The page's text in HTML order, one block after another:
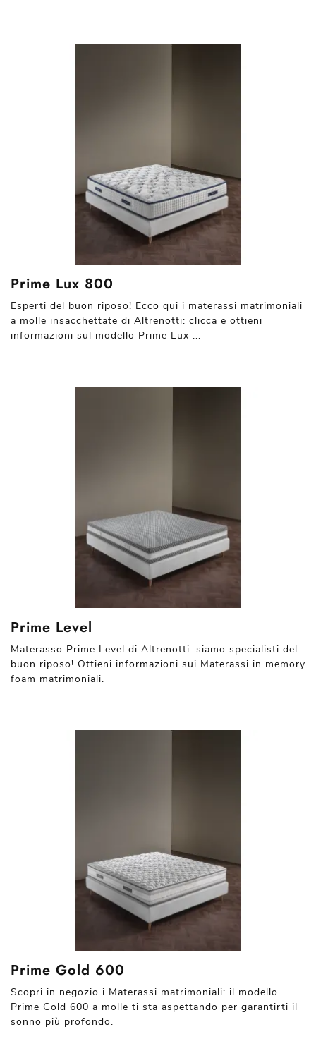
Prime Lux 800
Esperti del buon riposo! Ecco qui i materassi matrimoniali
a molle insacchettate di Altrenotti: clicca e ottieni
informazioni sul modello Prime Lux ...
Prime Level
Materasso Prime Level di Altrenotti: siamo specialisti del
buon riposo! Ottieni informazioni sui Materassi in memory
foam matrimoniali.
Prime Gold 600
Scopri in negozio i Materassi matrimoniali: il modello
Prime Gold 600 a molle ti sta aspettando per garantirti il
sonno più profondo.